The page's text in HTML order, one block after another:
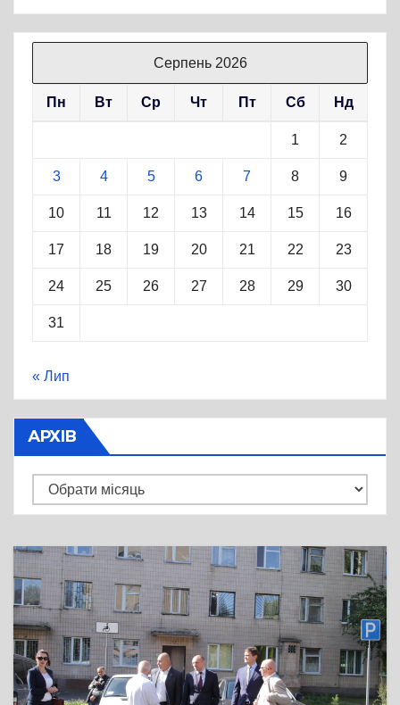
Серпень 2026
Пн Вт Ср Чт Пт Сб Нд
1 2
3 4 5 6 7 8 9
10 11 12 13 14 15 16
17 18 19 20 21 22 23
24 25 26 27 28 29 30
31
« Лип
АРХІВ
Архів